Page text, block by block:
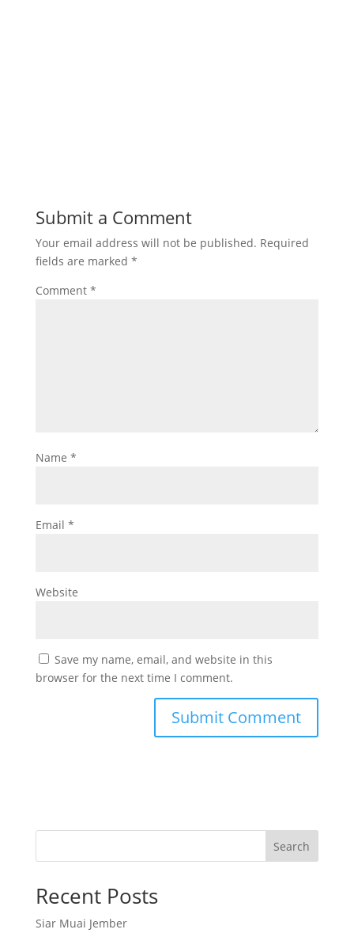
Submit a Comment
Your email address will not be published. Required
fields are marked *
Comment *
Name *
Email *
Website
Save my name, email, and website in this
browser for the next time I comment.
Search
Recent Posts
Siar Muai Jember